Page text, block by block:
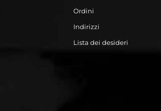
Ordini
Indirizzi
Lista dei desideri